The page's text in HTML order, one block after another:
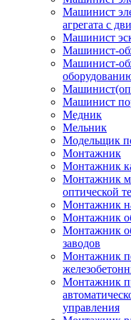
Машинист
агрегата с
Машинист
Машинист-
Машинист-
Машинист
Медник
Мельник
Модельщик
Монтажник
Монтажник
Монтажник
оптической
Монтажник
Монтажник
Монтажник
заводов
Монтажник
Монтажник
управления